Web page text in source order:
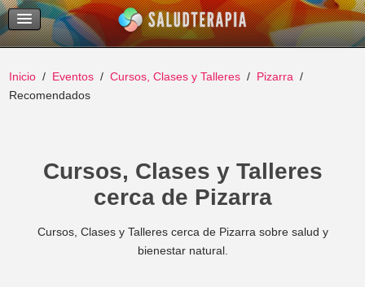
Temas Recientes
Buscar
Inicio Eventos Cursos, Clases y Talleres
Pizarra
Recomendados
Cursos, Clases y Talleres
cerca de Pizarra
Cursos, Clases y Talleres cerca de Pizarra sobre salud y
bienestar natural.